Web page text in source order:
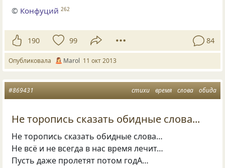
© Конфуций 262
190 99 84
Опубликовала Marol 11 окт 2013
стихи время слова обида
#869431
Не торопись сказать обидные слова...
Не торопись сказать обидные слова…
Не всё и не всегда в нас время лечит…
Пусть даже пролетят потом годА…